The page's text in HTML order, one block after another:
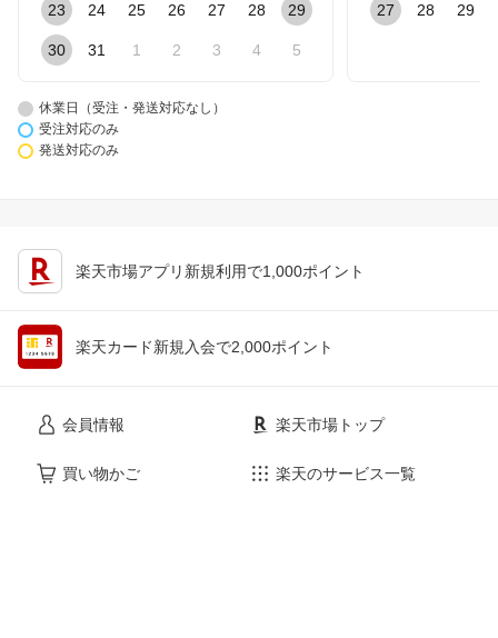
23 24 25 26 27 28 29
30 31 1 2 3 4 5
27 28 29
休業日（受注・発送対応なし）
受注対応のみ
発送対応のみ
楽天市場アプリ新規利用で1,000ポイント
楽天カード新規入会で2,000ポイント
会員情報
買い物かご
楽天市場トップ
楽天のサービス一覧